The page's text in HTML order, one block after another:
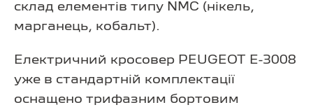
склад елементів типу NMC (нікель,
марганець, кобальт).
Електричний кросовер PEUGEOT E-3008
уже в стандартній комплектації
оснащено трифазним бортовим